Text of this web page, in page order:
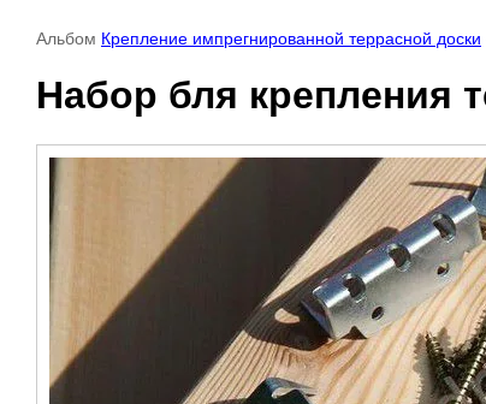
Альбом Крепление импрегнированной террасной доски
Набор бля крепления